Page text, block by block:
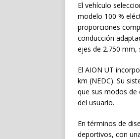
El vehículo
modelo 100 %
proporciones
conducción
ejes de 2.750 mm,
El AION UT
km (NEDC). Su
que sus modos de
del usuario.
En términos de
deportivos, con